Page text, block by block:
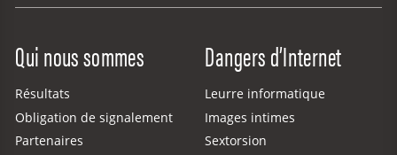
Site Menu
Qui nous sommes
Résultats
Obligation de signalement
Partenaires
Dangers d’Internet
Leurre informatique
Images intimes
Sextorsion